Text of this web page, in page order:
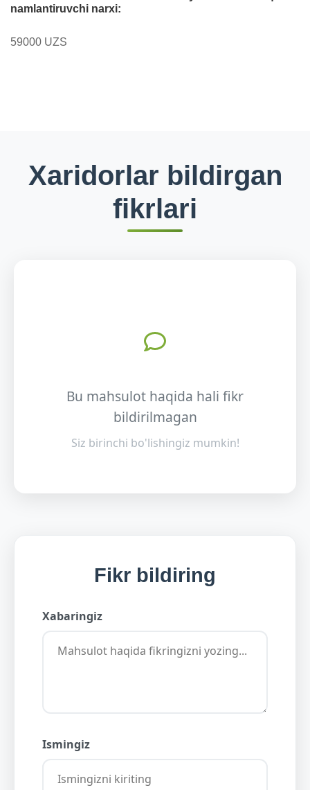
namlantiruvchi narxi:
59000 UZS
Xaridorlar bildirgan
fikrlari
Bu mahsulot haqida hali fikr
bildirilmagan
Siz birinchi bo'lishingiz mumkin!
Fikr bildiring
Xabaringiz
Ismingiz